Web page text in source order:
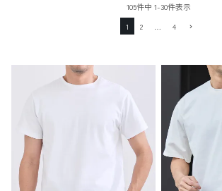
105件中 1-30件表示
1
2 4